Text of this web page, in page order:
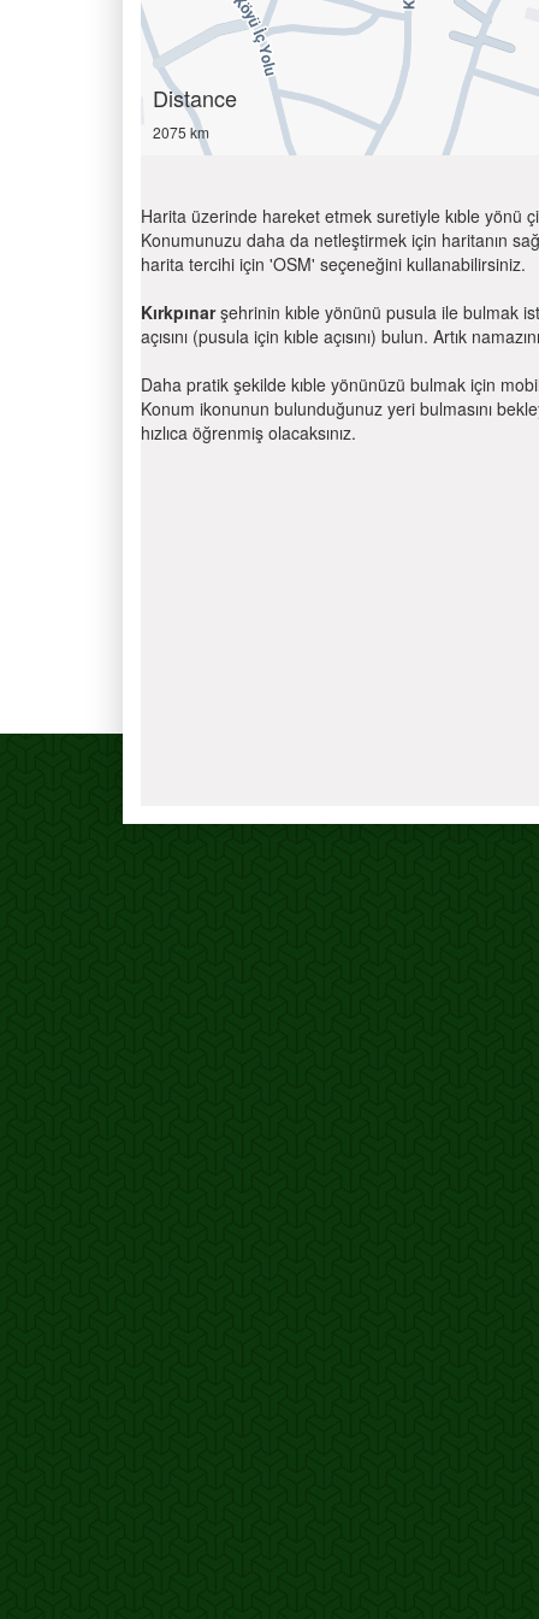
Distance
2075 km
Harita üzerinde hareket etmek suretiyle kıble yönü
Konumunuzu daha da netleştirmek için haritanın
harita tercihi için 'OSM' seçeneğini kullanabilirsiniz.
Kırkpınarşehrinin kıble yönünü pusula ile bulmak
açısını (pusula için kıble açısını) bulun. Artık
Daha pratik şekilde kıble yönünüzü bulmak için
Konum ikonunun bulunduğunuz yeri bulmasını
hızlıca öğrenmiş olacaksınız.